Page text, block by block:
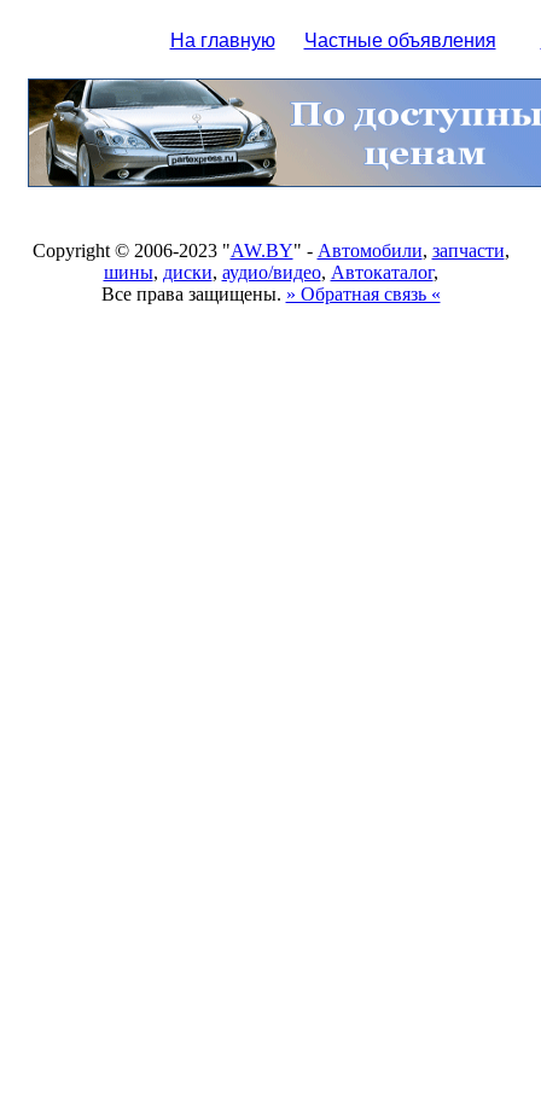
На главную Частные объявления
Copyright © 2006-2023 "AW.BY" - Автомобили, запчасти,
шины, диски, аудио/видео, Автокаталог,
Все права защищены. » Обратная связь «